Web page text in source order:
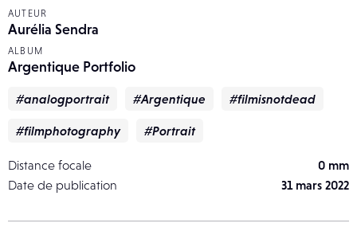
AUTEUR
Aurélia Sendra
ALBUM
Argentique Portfolio
#analogportrait #Argentique #filmisnotdead
#filmphotography #Portrait
Distance focale
0 mm
Date de publication
31 mars 2022